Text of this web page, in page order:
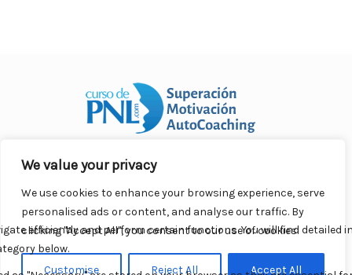
We value your privacy
We use cookies to enhance your browsing experience, serve
personalised ads or content, and analyse our traffic. By
clicking "Accept All", you consent to our use of cookies.
Customise Reject All Accept All
Curso Práctico de PNL a distancia
derechos reservados.
Contacto |
Privacidad | Términos Legales |
Antispam |
Responsabilidad